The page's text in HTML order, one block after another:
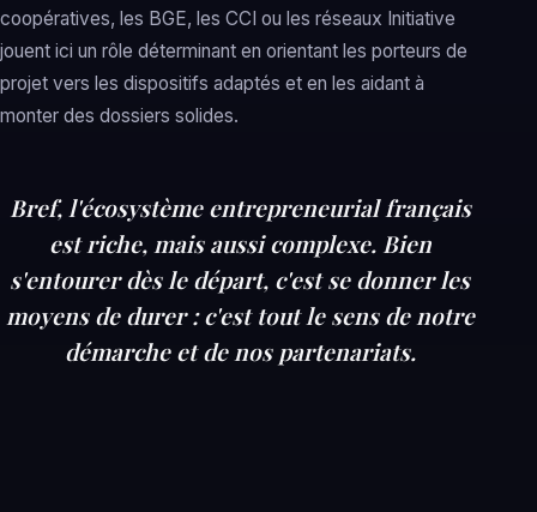
coopératives, les BGE, les CCI ou les réseaux Initiative
jouent ici un rôle déterminant en orientant les porteurs de
projet vers les dispositifs adaptés et en les aidant à
monter des dossiers solides.
Bref, l'écosystème entrepreneurial français
est riche, mais aussi complexe. Bien
s'entourer dès le départ, c'est se donner les
moyens de durer : c'est tout le sens de notre
démarche et de nos partenariats.